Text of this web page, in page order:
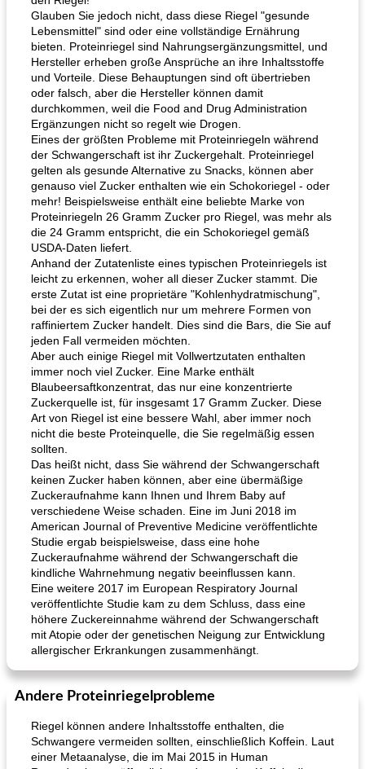
Glauben Sie jedoch nicht, dass diese Riegel "gesunde
Lebensmittel" sind oder eine vollständige Ernährung
bieten. Proteinriegel sind Nahrungsergänzungsmittel, und
Hersteller erheben große Ansprüche an ihre Inhaltsstoffe
und Vorteile. Diese Behauptungen sind oft übertrieben
oder falsch, aber die Hersteller können damit
durchkommen, weil die Food and Drug Administration
Ergänzungen nicht so regelt wie Drogen.
Eines der größten Probleme mit Proteinriegeln während
der Schwangerschaft ist ihr Zuckergehalt. Proteinriegel
gelten als gesunde Alternative zu Snacks, können aber
genauso viel Zucker enthalten wie ein Schokoriegel - oder
mehr! Beispielsweise enthält eine beliebte Marke von
Proteinriegeln 26 Gramm Zucker pro Riegel, was mehr als
die 24 Gramm entspricht, die ein Schokoriegel gemäß
USDA-Daten liefert.
Anhand der Zutatenliste eines typischen Proteinriegels ist
leicht zu erkennen, woher all dieser Zucker stammt. Die
erste Zutat ist eine proprietäre "Kohlenhydratmischung",
bei der es sich eigentlich nur um mehrere Formen von
raffiniertem Zucker handelt. Dies sind die Bars, die Sie auf
jeden Fall vermeiden möchten.
Aber auch einige Riegel mit Vollwertzutaten enthalten
immer noch viel Zucker. Eine Marke enthält
Blaubeersaftkonzentrat, das nur eine konzentrierte
Zuckerquelle ist, für insgesamt 17 Gramm Zucker. Diese
Art von Riegel ist eine bessere Wahl, aber immer noch
nicht die beste Proteinquelle, die Sie regelmäßig essen
sollten.
Das heißt nicht, dass Sie während der Schwangerschaft
keinen Zucker haben können, aber eine übermäßige
Zuckeraufnahme kann Ihnen und Ihrem Baby auf
verschiedene Weise schaden. Eine im Juni 2018 im
American Journal of Preventive Medicine veröffentlichte
Studie ergab beispielsweise, dass eine hohe
Zuckeraufnahme während der Schwangerschaft die
kindliche Wahrnehmung negativ beeinflussen kann.
Eine weitere 2017 im European Respiratory Journal
veröffentlichte Studie kam zu dem Schluss, dass eine
höhere Zuckereinnahme während der Schwangerschaft
mit Atopie oder der genetischen Neigung zur Entwicklung
allergischer Erkrankungen zusammenhängt.
Andere Proteinriegelprobleme
Riegel können andere Inhaltsstoffe enthalten, die
Schwangere vermeiden sollten, einschließlich Koffein. Laut
einer Metaanalyse, die im Mai 2015 in Human